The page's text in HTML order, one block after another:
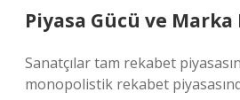
Piyasa Gücü ve Marka
Sanatçılar tam rekabet
monopolistik rekabet